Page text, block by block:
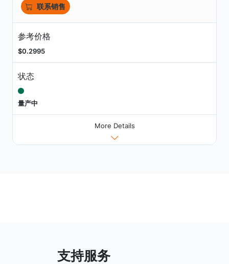
联系销售
参考价格
$0.2995
状态
量产中
More Details
支持服务